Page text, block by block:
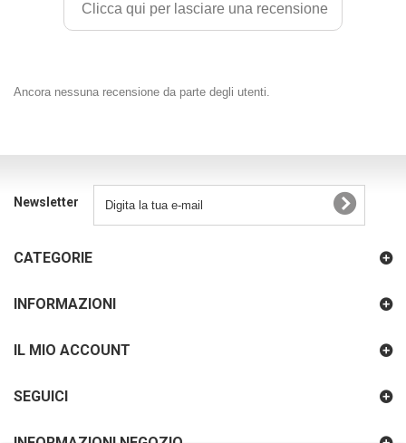
Clicca qui per lasciare una recensione
Ancora nessuna recensione da parte degli utenti.
Newsletter
CATEGORIE
INFORMAZIONI
IL MIO ACCOUNT
SEGUICI